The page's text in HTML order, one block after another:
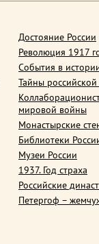
Достояние России
Революция 1917
События в
Тайны
мировой войны
Монастырские
Библиотеки
Музеи России
1937. Год страха
Российские
Петергоф –